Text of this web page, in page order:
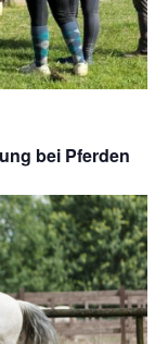
bei Pferden